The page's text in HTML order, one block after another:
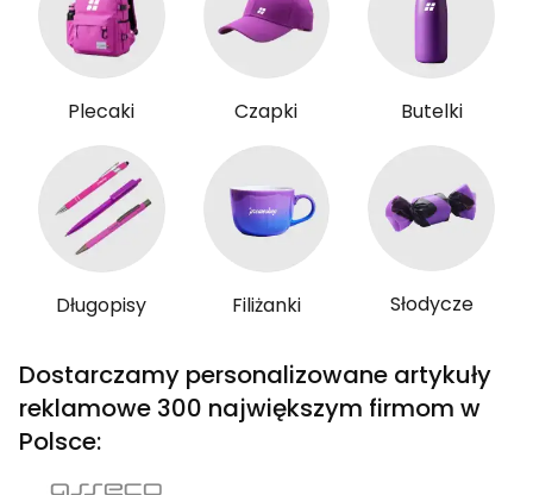
Plecaki Czapki Butelki
Długopisy Filiżanki Słodycze
Dostarczamy personalizowane artykuły
reklamowe 300 największym firmom w
Polsce: